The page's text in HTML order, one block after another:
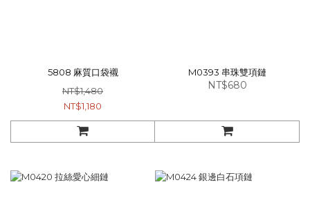
5808 麻質口袋襯
NT$1,480
NT$1,180
M0393 串珠雙項鏈
NT$680